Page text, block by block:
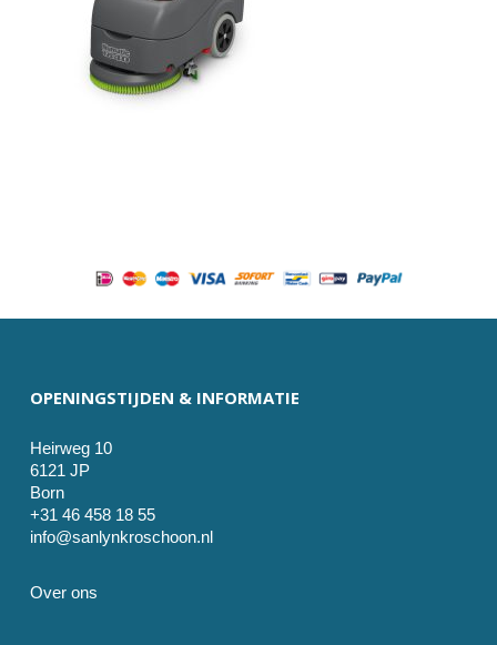
OPENINGSTIJDEN & INFORMATIE
Heirweg 10
6121 JP
Born
+31 46 458 18 55
info@sanlynkroschoon.nl
Over ons